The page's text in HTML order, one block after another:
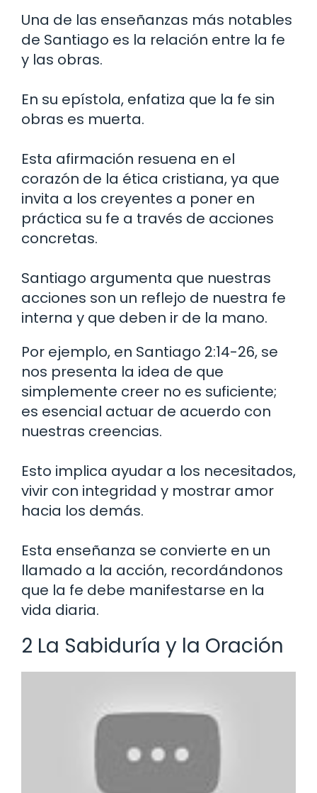
Una de las enseñanzas más notables
de Santiago es la relación entre la fe
y las obras.
En su epístola, enfatiza que la fe sin
obras es muerta.
Esta afirmación resuena en el
corazón de la ética cristiana, ya que
invita a los creyentes a poner en
práctica su fe a través de acciones
concretas.
Santiago argumenta que nuestras
acciones son un reflejo de nuestra fe
interna y que deben ir de la mano.
Por ejemplo, en Santiago 2:14-26, se
nos presenta la idea de que
simplemente creer no es suficiente;
es esencial actuar de acuerdo con
nuestras creencias.
Esto implica ayudar a los necesitados,
vivir con integridad y mostrar amor
hacia los demás.
Esta enseñanza se convierte en un
llamado a la acción, recordándonos
que la fe debe manifestarse en la
vida diaria.
2 La Sabiduría y la Oración